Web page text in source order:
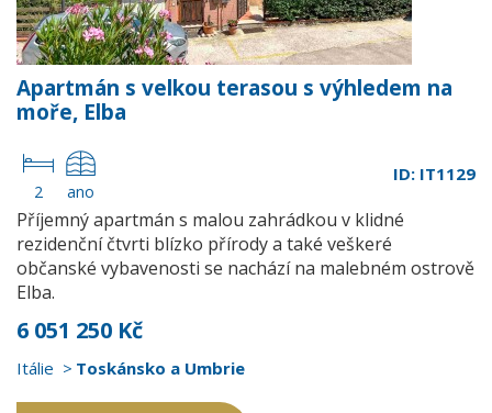
Apartmán s velkou terasou s výhledem na
moře, Elba
2 ano
ID: IT1129
Příjemný apartmán s malou zahrádkou v klidné
rezidenční čtvrti blízko přírody a také veškeré
občanské vybavenosti se nachází na malebném ostrově
Elba.
6 051 250 Kč
Itálie Toskánsko a Umbrie